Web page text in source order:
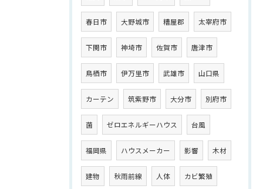
春日市 大野城市 糟屋郡 太宰府市
下関市 神埼市 佐賀市 唐津市
鳥栖市 伊万里市 武雄市 山口県
カーテン 筑紫野市 大分市 別府市
菌 ゼロエネルギーハウス 台風
福岡県 ハウスメーカー 影響 木材
建物 秋雨前線 人体 カビ繁殖